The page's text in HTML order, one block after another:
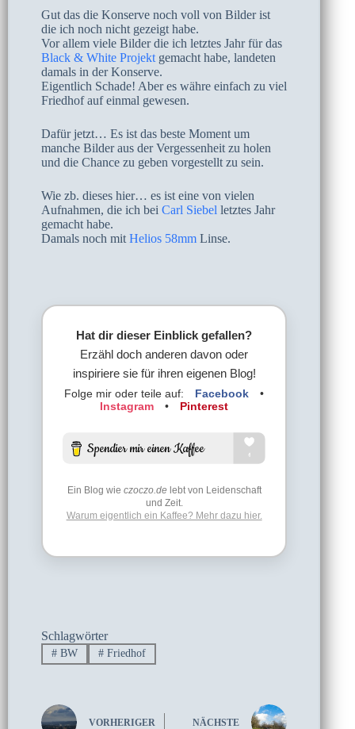
Gut das die Konserve noch voll von Bilder ist
die ich noch nicht gezeigt habe.
Vor allem viele Bilder die ich letztes Jahr für das
Black & White Projekt gemacht habe, landeten
damals in der Konserve.
Eigentlich Schade! Aber es währe einfach zu viel
Friedhof auf einmal gewesen.
Dafür jetzt… Es ist das beste Moment um
manche Bilder aus der Vergessenheit zu holen
und die Chance zu geben vorgestellt zu sein.
Wie zb. dieses hier… es ist eine von vielen
Aufnahmen, die ich bei Carl Siebel letztes Jahr
gemacht habe.
Damals noch mit Helios 58mm Linse.
Hat dir dieser Einblick gefallen?
Erzähl doch anderen davon oder
inspiriere sie für ihren eigenen Blog!
Folge mir oder teile auf: Facebook
•
Instagram
• Pinterest
Ein Blog wie czoczo.delebt von Leidenschaft
und Zeit.
Warum eigentlich ein Kaffee? Mehr dazu hier.
Schlagwörter
#BW #Friedhof
VORHERIGER NÄCHSTE